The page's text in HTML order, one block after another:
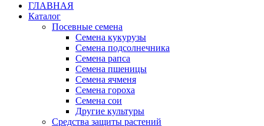
ГЛАВНАЯ
Каталог
Посевные семена
Семена кукурузы
Семена подсолнечника
Семена рапса
Семена пшеницы
Семена ячменя
Семена гороха
Семена сои
Другие культуры
Средства защиты растений